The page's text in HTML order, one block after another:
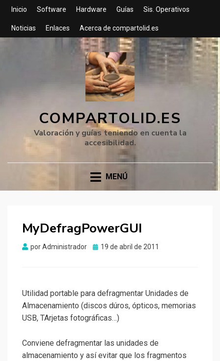
Inicio Software Hardware Guías Sis. Operativos
Noticias Enlaces Acerca de compartolid.es
COMPARTOLID.ES
Valoración y guías teniendo en cuenta la
accesibilidad.
MENÚ
MyDefragPowerGUI
porAdministrador
Publicado
19 de abril de 2011
Utilidad portable para defragmentar Unidades de
Almacenamiento (discos dúros, ópticos, memorias
USB, TArjetas fotográficas…)
Conviene defragmentar las unidades de
almacenamiento y así evitar que los fragmentos